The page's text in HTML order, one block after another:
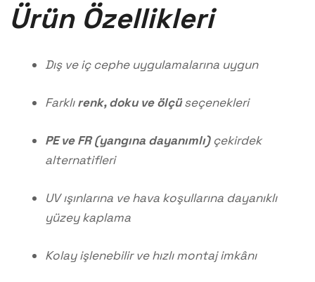
Ürün Özellikleri
Dış ve iç cephe uygulamalarına uygun
Farklırenk, doku ve ölçüseçenekleri
PE ve FR (yangına dayanımlı)çekirdek
alternatifleri
UV ışınlarına ve hava koşullarına dayanıklı
yüzey kaplama
Kolay işlenebilir ve hızlı montaj imkânı